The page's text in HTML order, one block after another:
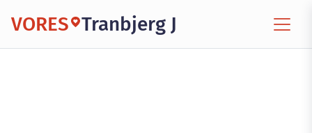
VORES Tranbjerg J